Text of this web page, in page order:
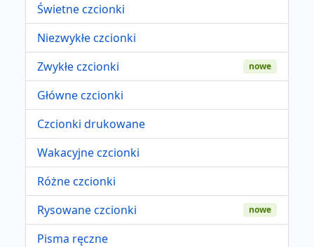
Świetne czcionki
Niezwykłe czcionki
Zwykłe czcionki
nowe
Główne czcionki
Czcionki drukowane
Wakacyjne czcionki
Różne czcionki
Rysowane czcionki
nowe
Pisma ręczne